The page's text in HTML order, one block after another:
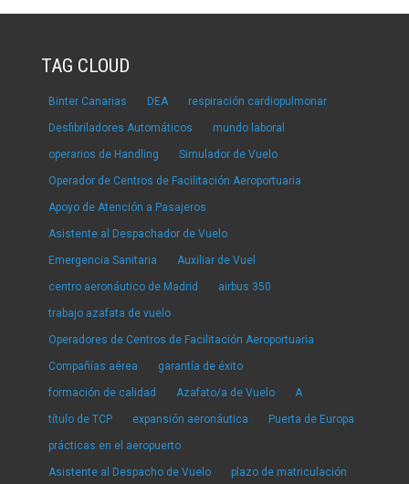
TAG CLOUD
Binter Canarias DEA respiración cardiopulmonar
Desfibriladores Automáticos mundo laboral
operarios de Handling Simulador de Vuelo
Operador de Centros de Facilitación Aeroportuaria
Apoyo de Atención a Pasajeros
Asistente al Despachador de Vuelo
Emergencia Sanitaria Auxiliar de Vuel
centro aeronáutico de Madrid airbus 350
trabajo azafata de vuelo
Operadores de Centros de Facilitación Aeroportuaria
Compañías aérea garantía de éxito
formación de calidad Azafato/a de Vuelo A
título de TCP expansión aeronáutica Puerta de Europa
prácticas en el aeropuerto
Asistente al Despacho de Vuelo plazo de matriculación